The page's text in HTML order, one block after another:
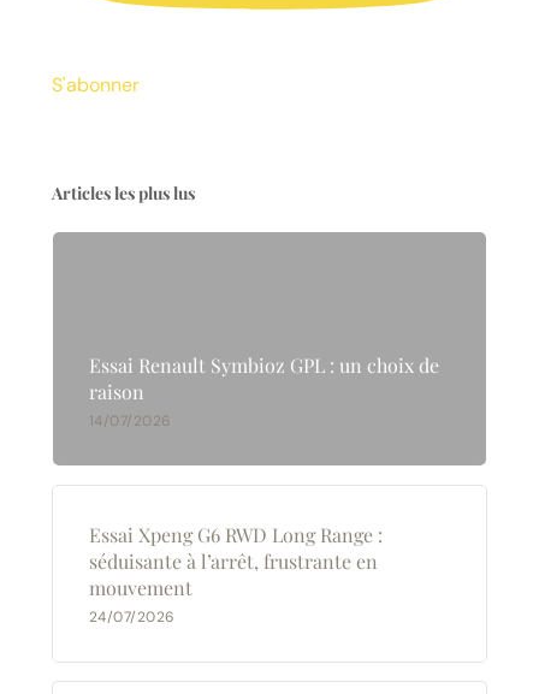
S'abonner
Articles les plus lus
Essai Renault Symbioz GPL : un choix de
raison
14/07/2026
Essai Xpeng G6 RWD Long Range :
séduisante à l’arrêt, frustrante en
mouvement
24/07/2026